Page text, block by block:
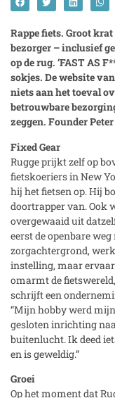
Rappe fiets. Groot
bezorger – inclusief
op de rug. ‘FAST AS
sokjes. De website
niets aan het toeval
betrouwbare
zeggen. Founder
Fixed Gear
Rugge prijkt zelf op
fietskoeriers in New
hij het fietsen op. Hij
doortrapper van. Ook
overgewaaid uit
eerst de openbare
zorgachtergrond,
instelling, maar
omarmt de
schrijft een
“Mijn hobby werd
gesloten inrichting
buitenlucht. Ik deed
en is geweldig.”
Groei
Op het moment dat